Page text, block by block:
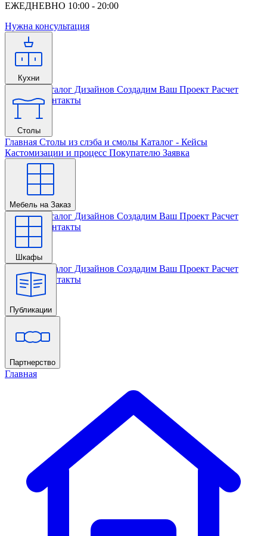
ЕЖЕДНЕВНО 10:00 - 20:00
Нужна консультация
Кухни
Главная Каталог Дизайнов Создадим Ваш Проект Расчет
Проекта Контакты
Столы
Главная Столы из слэба и смолы Каталог - Кейсы
Кастомизации и процесс Покупателю Заявка
Мебель на Заказ
Главная Каталог Дизайнов Создадим Ваш Проект Расчет
Проекта
Контакты
Шкафы
Главная Каталог Дизайнов Создадим Ваш Проект Расчет
Проекта Контакты
Публикации
Главная
Партнерство
Главная